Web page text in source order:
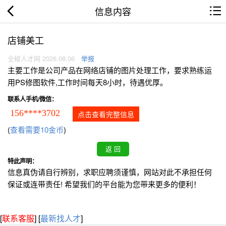
信息内容
店铺美工
全椒人才网 2026.08.06 举报
主要工作是公司产品在网络店铺的图片处理工作，要求熟练运
用PS修图软件,工作时间每天8小时，待遇优厚。
联系人手机/微信：
156****3702 点击查看完整信息
(查看需要10金币)
特此声明：
信息真伪请自行辨别，求职应聘须谨慎，网站对此不承担任何
保证或连带责任! 希望我们的平台能为您带来更多的便利！
[联系客服] [最新找人才]